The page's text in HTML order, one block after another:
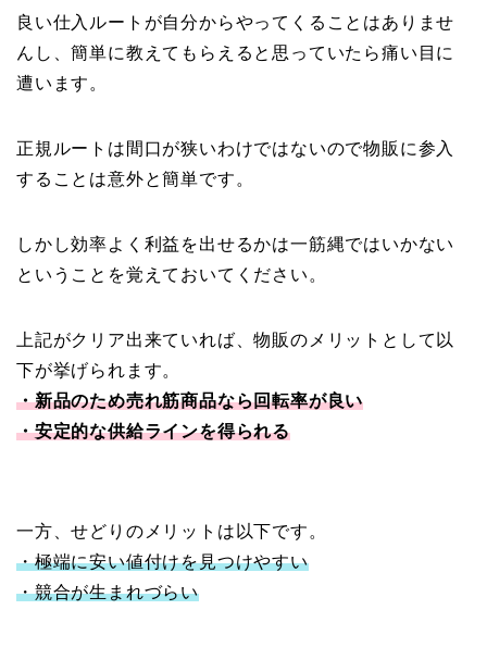
良い仕入ルートが自分からやってくることはありませ
んし、簡単に教えてもらえると思っていたら痛い目に
遭います。
正規ルートは間口が狭いわけではないので物販に参入
することは意外と簡単です。
しかし効率よく利益を出せるかは一筋縄ではいかない
ということを覚えておいてください。
上記がクリア出来ていれば、物販のメリットとして以
下が挙げられます。
・新品のため売れ筋商品なら回転率が良い
・安定的な供給ラインを得られる
一方、せどりのメリットは以下です。
・極端に安い値付けを見つけやすい
・競合が生まれづらい